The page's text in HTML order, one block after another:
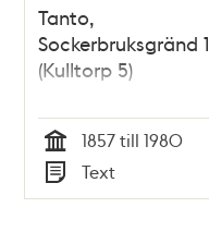
Tanto,
Sockerbruksgränd 1
(Kulltorp 5)
Tid
1857 till 1980
Typ
Text